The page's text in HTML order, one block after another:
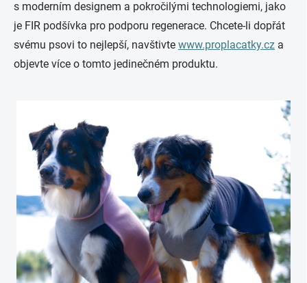
s moderním designem a pokročilými technologiemi, jako
je FIR podšívka pro podporu regenerace. Chcete-li dopřát
svému psovi to nejlepší, navštivte www.proplacatky.cz a
objevte více o tomto jedinečném produktu.